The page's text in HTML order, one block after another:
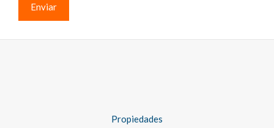
Propiedades